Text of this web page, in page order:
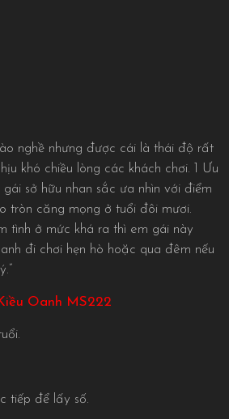
nghề nhưng được cái là thái độ rất
khó chiều lòng các khách chơi. 1 Ưu
sở hữu nhan sắc ưa nhìn với điểm
tròn căng mọng ở tuổi đôi mươi.
tình ở mức khá ra thì em gái này
đi chơi hẹn hò hoặc qua đêm nếu
Oanh MS222
tiếp để lấy số.